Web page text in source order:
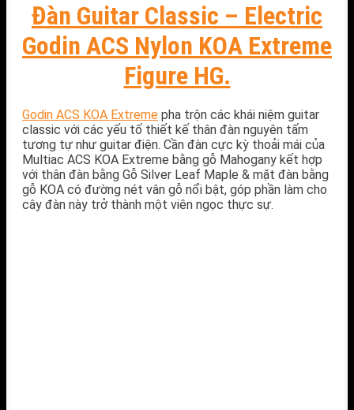
Đàn Guitar Classic – Electric
Godin ACS Nylon KOA Extreme
Figure HG.
Godin ACS KOA Extreme pha trộn các khái niệm guitar
classic với các yếu tố thiết kế thân đàn nguyên tấm
tương tự như guitar điện. Cần đàn cực kỳ thoải mái của
Multiac ACS KOA Extreme bằng gỗ Mahogany kết hợp
với thân đàn bằng Gỗ Silver Leaf Maple & mặt đàn bằng
gỗ KOA có đường nét vân gỗ nổi bật, góp phần làm cho
cây đàn này trở thành một viên ngọc thực sự.